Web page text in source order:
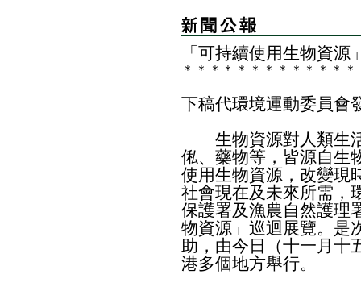
「可持續使用生物資源
＊ ＊ ＊ ＊ ＊ ＊ ＊ ＊ ＊ ＊ ＊ ＊ ＊
下稿代環境運動委員會
生物資源對人類生活
俬、藥物等，皆源自生
使用生物資源，改變現
社會現在及未來所需，
保護署及漁農自然護理
物資源」巡迴展覽。是
助，由今日（十一月十
港多個地方舉行。